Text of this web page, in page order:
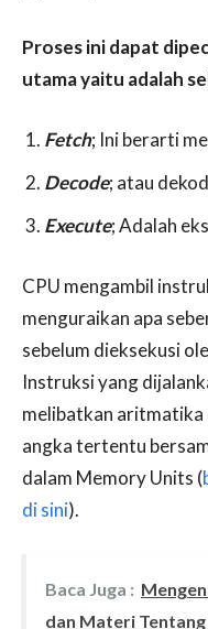
Proses ini dapat
utama yaitu adalah
Fetch; Ini berarti
Decode; atau
Execute; Adalah
CPU mengambil
menguraikan apa
sebelum dieksekusi
Instruksi yang
melibatkan aritmatika
angka tertentu
dalam Memory Units (
di sini).
Baca Juga :
dan Materi